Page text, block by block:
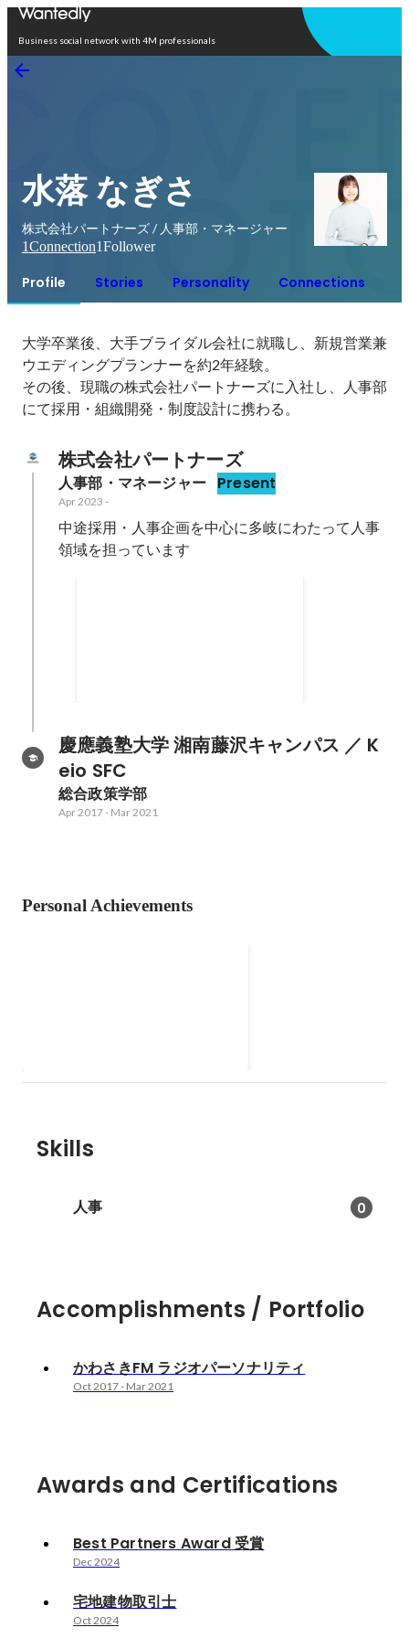
Business social network with 4M professionals
水落 なぎさ
株式会社パートナーズ / 人事部・マネージャー
1Connection1Follower
Profile Stories Personality Connections
大学卒業後、大手ブライダル会社に就職し、新規営業兼
ウエディングプランナーを約2年経験。
その後、現職の株式会社パートナーズに入社し、人事部
にて採用・組織開発・制度設計に携わる。
株式会社パートナーズ
人事部・マネージャー Present
Apr 2023 -
中途採用・人事企画を中心に多岐にわたって人事
領域を担っています
慶應義塾大学 湘南藤沢キャンパス ／ K
eio SFC
総合政策学部
Apr 2017- Mar 2021
Personal Achievements
ント司会等も行っていた。
Skills
人事 0
Accomplishments / Portfolio
かわさきFM ラジオパーソナリティ
Oct 2017- Mar 2021
Awards and Certifications
Best Partners Award 受賞
Dec 2024
宅地建物取引士
Oct 2024